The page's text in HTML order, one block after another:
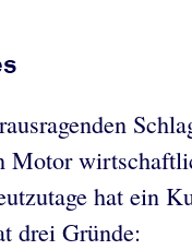
hat ein
drei Gründe: